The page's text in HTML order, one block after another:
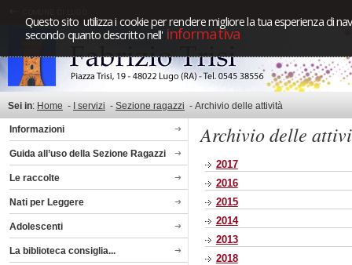
Questo sito utilizza i cookie per rendere migliore la tua esperienza di
secondo quanto descritto nell'informativa
Sei in: Home - I servizi - Sezione ragazzi - Archivio delle attività
Informazioni
Guida all’uso della Sezione Ragazzi
Le raccolte
Nati per Leggere
Adolescenti
La biblioteca consiglia...
Archivio delle
2017
2016
2015
2014
2013
2018